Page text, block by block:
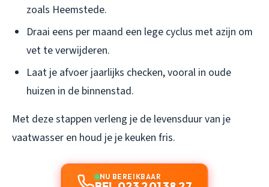
zoals Heemstede.
Draai eens per maand een lege cyclus met azijn om
vet te verwijderen.
Laat je afvoer jaarlijks checken, vooral in oude
huizen in de binnenstad.
Met deze stappen verleng je de levensduur van je
vaatwasser en houd je je keuken fris.
NU BEREIKBAAR